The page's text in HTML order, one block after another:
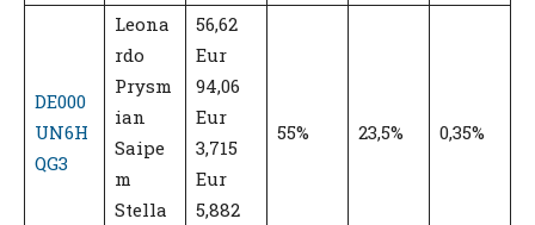
DE000
UN6H
QG3
Leona
rdo
Prysm
ian
Saipe
m
Stella
56,62
Eur
94,06
Eur
3,715
Eur
5,882
55% 23,5% 0,35%